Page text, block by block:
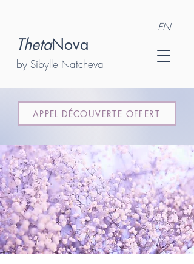
EN
ThetaNova
by Sibylle Natcheva
APPEL DÉCOUVERTE OFFERT